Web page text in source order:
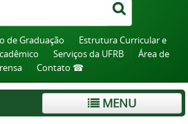
de Graduação
Estrutura Curricular e
Serviços da UFRB
Área de
Contato ☎
MENU